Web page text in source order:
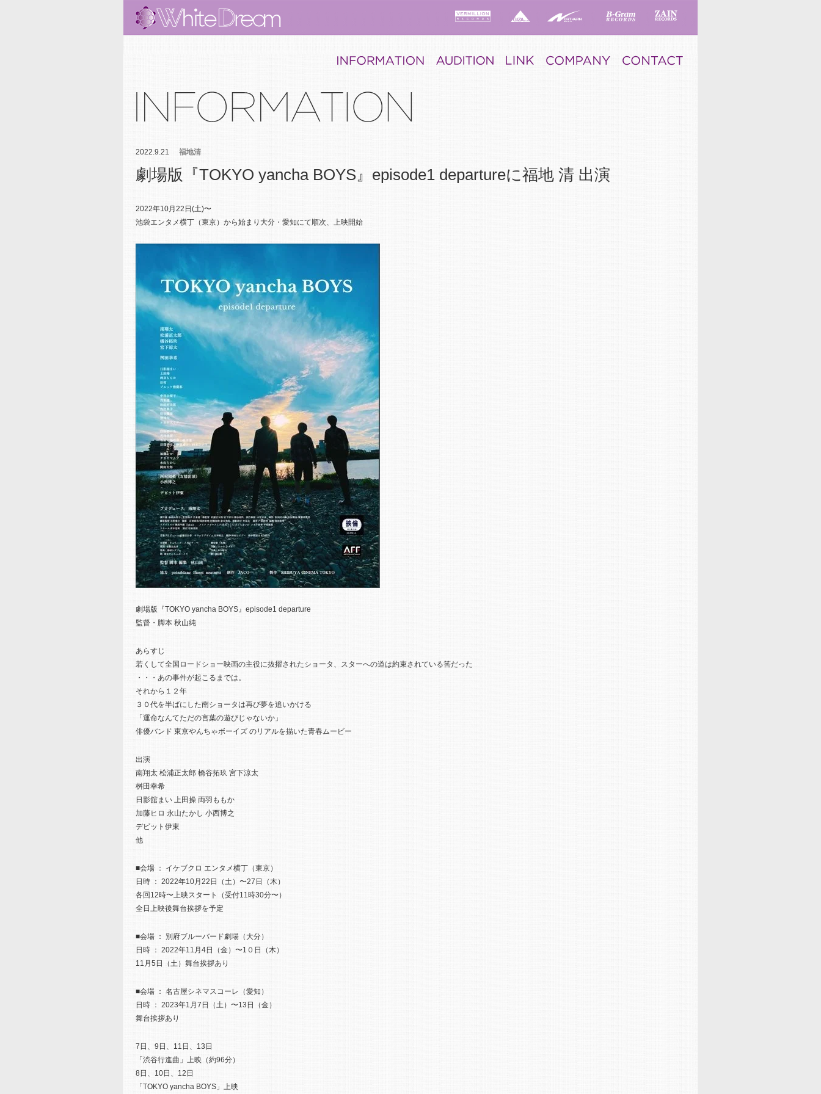
2022.9.21 福地清
劇場版『TOKYO yancha BOYS』episode1 departureに福地 清 出演
2022年10月22日(土)〜
池袋エンタメ横丁（東京）から始まり大分・愛知にて順次、上映開始
劇場版『TOKYO yancha BOYS』episode1 departure
監督・脚本 秋山純
あらすじ
若くして全国ロードショー映画の主役に抜擢されたショータ、スターへの道は約束されている筈だった
・・・あの事件が起こるまでは。
それから１２年
３０代を半ばにした南ショータは再び夢を追いかける
「運命なんてただの言葉の遊びじゃないか」
俳優バンド 東京やんちゃボーイズ のリアルを描いた青春ムービー
出演
南翔太 松浦正太郎 橋谷拓玖 宮下涼太
桝田幸希
日影舘まい 上田操 両羽ももか
加藤ヒロ 永山たかし 小西博之
デビット伊東
他
■会場 ： イケブクロ エンタメ横丁（東京）
日時 ： 2022年10月22日（土）〜27日（木）
各回12時〜上映スタート（受付11時30分〜）
全日上映後舞台挨拶を予定
■会場 ： 別府ブルーバード劇場（大分）
日時 ： 2022年11月4日（金）〜1０日（木）
11月5日（土）舞台挨拶あり
■会場 ： 名古屋シネマスコーレ（愛知）
日時 ： 2023年1月7日（土）〜13日（金）
舞台挨拶あり
7日、9日、11日、13日
「渋谷行進曲」上映（約96分）
8日、10日、12日
「TOKYO yancha BOYS」上映